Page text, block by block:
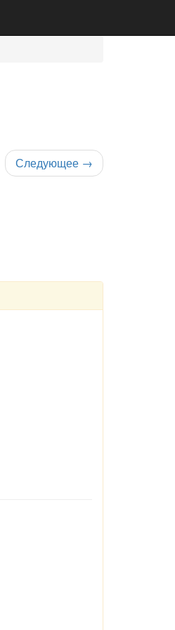
Следующее →